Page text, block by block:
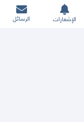
الإشعارات الرسائل